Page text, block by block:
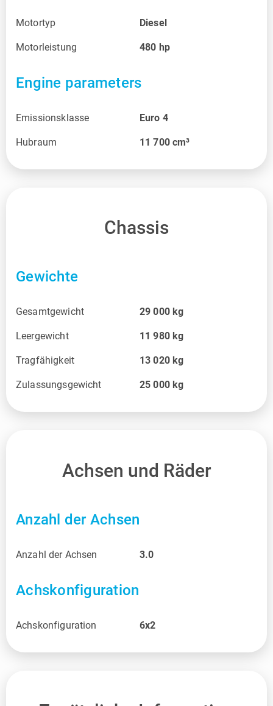
Motortyp Diesel
Motorleistung 480 hp
Engine parameters
Emissionsklasse Euro 4
Hubraum 11 700cm³
Chassis
Gewichte
Gesamtgewicht 29 000 kg
Leergewicht 11 980 kg
Tragfähigkeit 13 020 kg
Zulassungsgewicht 25 000 kg
Achsen und Räder
Anzahl der Achsen
Anzahl der Achsen 3.0
Achskonfiguration
Achskonfiguration 6x2